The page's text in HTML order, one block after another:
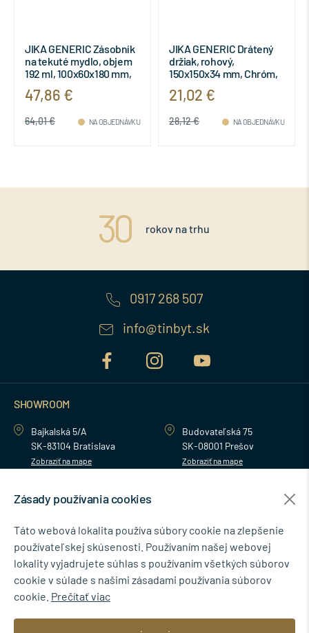
JIKA GENERIC Zásobník
na tekuté mydlo, objem
192 ml, 100x60x180 mm,
47,86 €
64,01 € NA OBJEDNÁVKU
JIKA GENERIC Drátený
držiak, rohový,
150x150x34 mm, Chróm,
21,02 €
28,12 € NA OBJEDNÁVKU
rokov na trhu
0917 268 507
info@tinbyt.sk
SHOWROOM
Bajkalská 5/A
SK-83104 Bratislava
Zobraziť na mape
Budovateľská 75
SK-08001 Prešov
Zobraziť na mape
NEWSLETTER
Zásady používania cookies
Táto webová lokalita používa súbory cookie na zlepšenie
používateľskej skúsenosti. Používaním našej webovej
lokality vyjadrujete súhlas s používaním všetkých súborov
cookie v súlade s našimi zásadami používania súborov
cookie. Prečítať viac